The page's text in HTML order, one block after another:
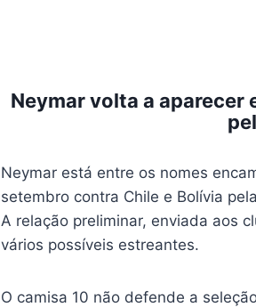
Neymar volta a
Neymar está entre os nomes
setembro contra Chile e Bolívia
A relação preliminar, enviada aos
vários possíveis estreantes.
O camisa 10 não defende a